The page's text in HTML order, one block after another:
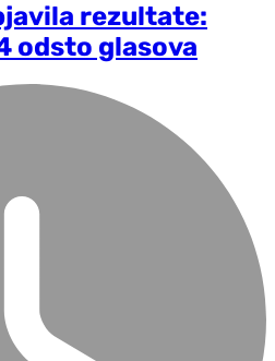
rezultate:
odsto glasova